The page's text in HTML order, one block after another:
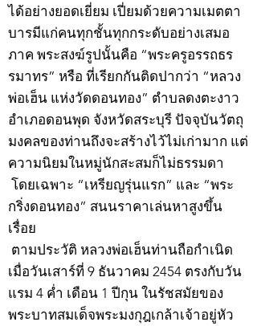
ได้อย่างยอดเยี่ยม เปี่ยมด้วยความเมตตา
บารมีแก่คนทุกชั้นทุกกระดับอย่างเสมอ
ภาค พระสงฆ์รูปนั้นคือ “พระครูอรรถธร
รมาทร” หรือ ที่เรียกกันติดปากว่า “หลวง
พ่อเฮ็น แห่งวัดดอนทอง” ตำบลดงตะงาว
อำเภอดอนพุด จังหวัดสระบุรี ปัจจุบันวัตถุ
มงคลของท่านถึงจะสร้างไว้ไม่เก่ามาก แต่
ความนิยมในหมู่นักสะสมก็ไม่ธรรมดา
โดยเฉพาะ “เหรียญรุ่นแรก” และ “พระ
กริ่งดอนทอง” สนนราคาเล่นหาสูงขึ้น
เรื่อย
ตามประวัติ หลวงพ่อเฮ็นท่านถือกำเนิด
เมื่อวันเสาร์ที่ 9 ธันวาคม 2454 ตรงกับวัน
แรม 4 ค่ำ เดือน 1 ปีกุน ในรัชสมัยของ
พระบาทสมเด็จพระมงกุฎเกล้าเจ้าอยู่หัว